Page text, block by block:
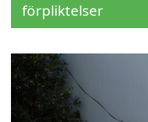
förpliktelser